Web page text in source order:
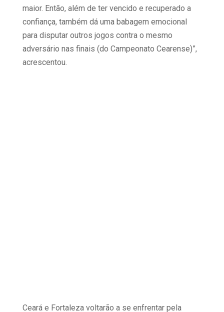
maior. Então, além de ter vencido e recuperado a
confiança, também dá uma babagem emocional
para disputar outros jogos contra o mesmo
adversário nas finais (do Campeonato Cearense)”,
acrescentou.
Ceará e Fortaleza voltarão a se enfrentar pela